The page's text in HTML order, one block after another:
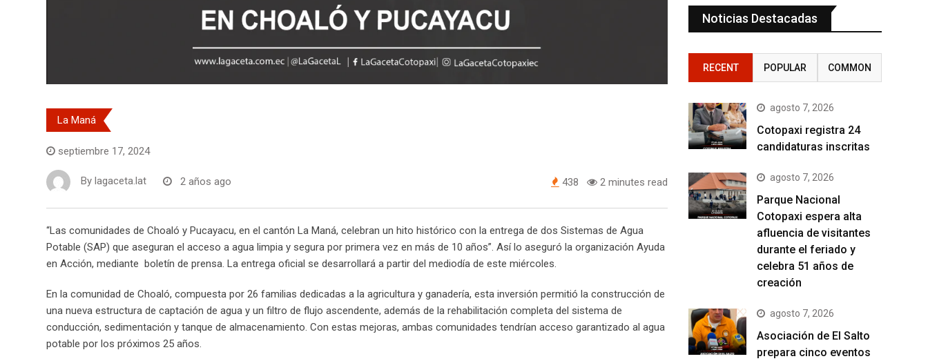
La Maná
septiembre 17, 2024
By lagaceta.lat 2 años ago 438 2 minutes read
“Las comunidades de Choaló y Pucayacu, en el cantón La Maná, celebran un hito histórico con la entrega de dos Sistemas de Agua
Potable (SAP) que aseguran el acceso a agua limpia y segura por primera vez en más de 10 años”. Así lo aseguró la organización Ayuda
en Acción, mediante boletín de prensa. La entrega oficial se desarrollará a partir del mediodía de este miércoles.
En la comunidad de Choaló, compuesta por 26 familias dedicadas a la agricultura y ganadería, esta inversión permitió la construcción de
una nueva estructura de captación de agua y un filtro de flujo ascendente, además de la rehabilitación completa del sistema de
conducción, sedimentación y tanque de almacenamiento. Con estas mejoras, ambas comunidades tendrían acceso garantizado al agua
potable por los próximos 25 años.
Noticias Destacadas
RECENT POPULAR COMMON
agosto 7, 2026
Cotopaxi registra 24
candidaturas inscritas
agosto 7, 2026
Parque Nacional
Cotopaxi espera alta
afluencia de visitantes
durante el feriado y
celebra 51 años de
creación
agosto 7, 2026
Asociación de El Salto
prepara cinco eventos